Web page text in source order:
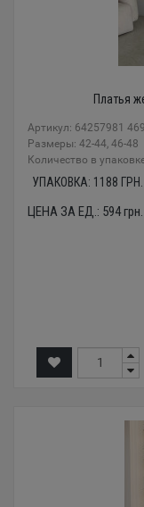
Платья
Артикул: 64257981
Размеры: 42-44, 46-48
Количество в
УПАКОВКА: 1188 ГРН.
ЦЕНА ЗА ЕД.: 594грн.